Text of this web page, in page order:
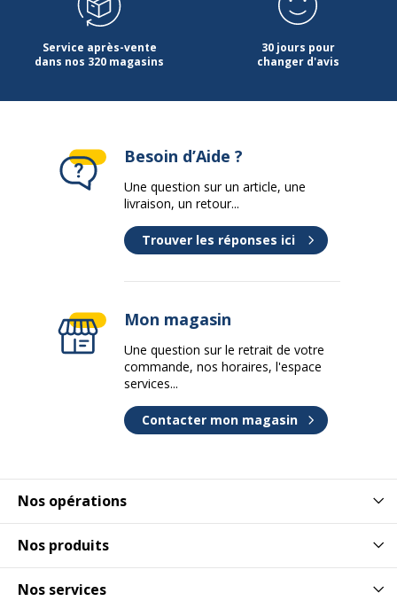
Service après-vente
dans nos 320 magasins
30 jours pour
changer d'avis
Nos opérations
Nos produits
Nos services
Besoin d’Aide ?
Une question sur un article, une
livraison, un retour...
Trouver les réponses ici
Mon magasin
Une question sur le retrait de votre
commande, nos horaires, l'espace
services...
Contacter mon magasin